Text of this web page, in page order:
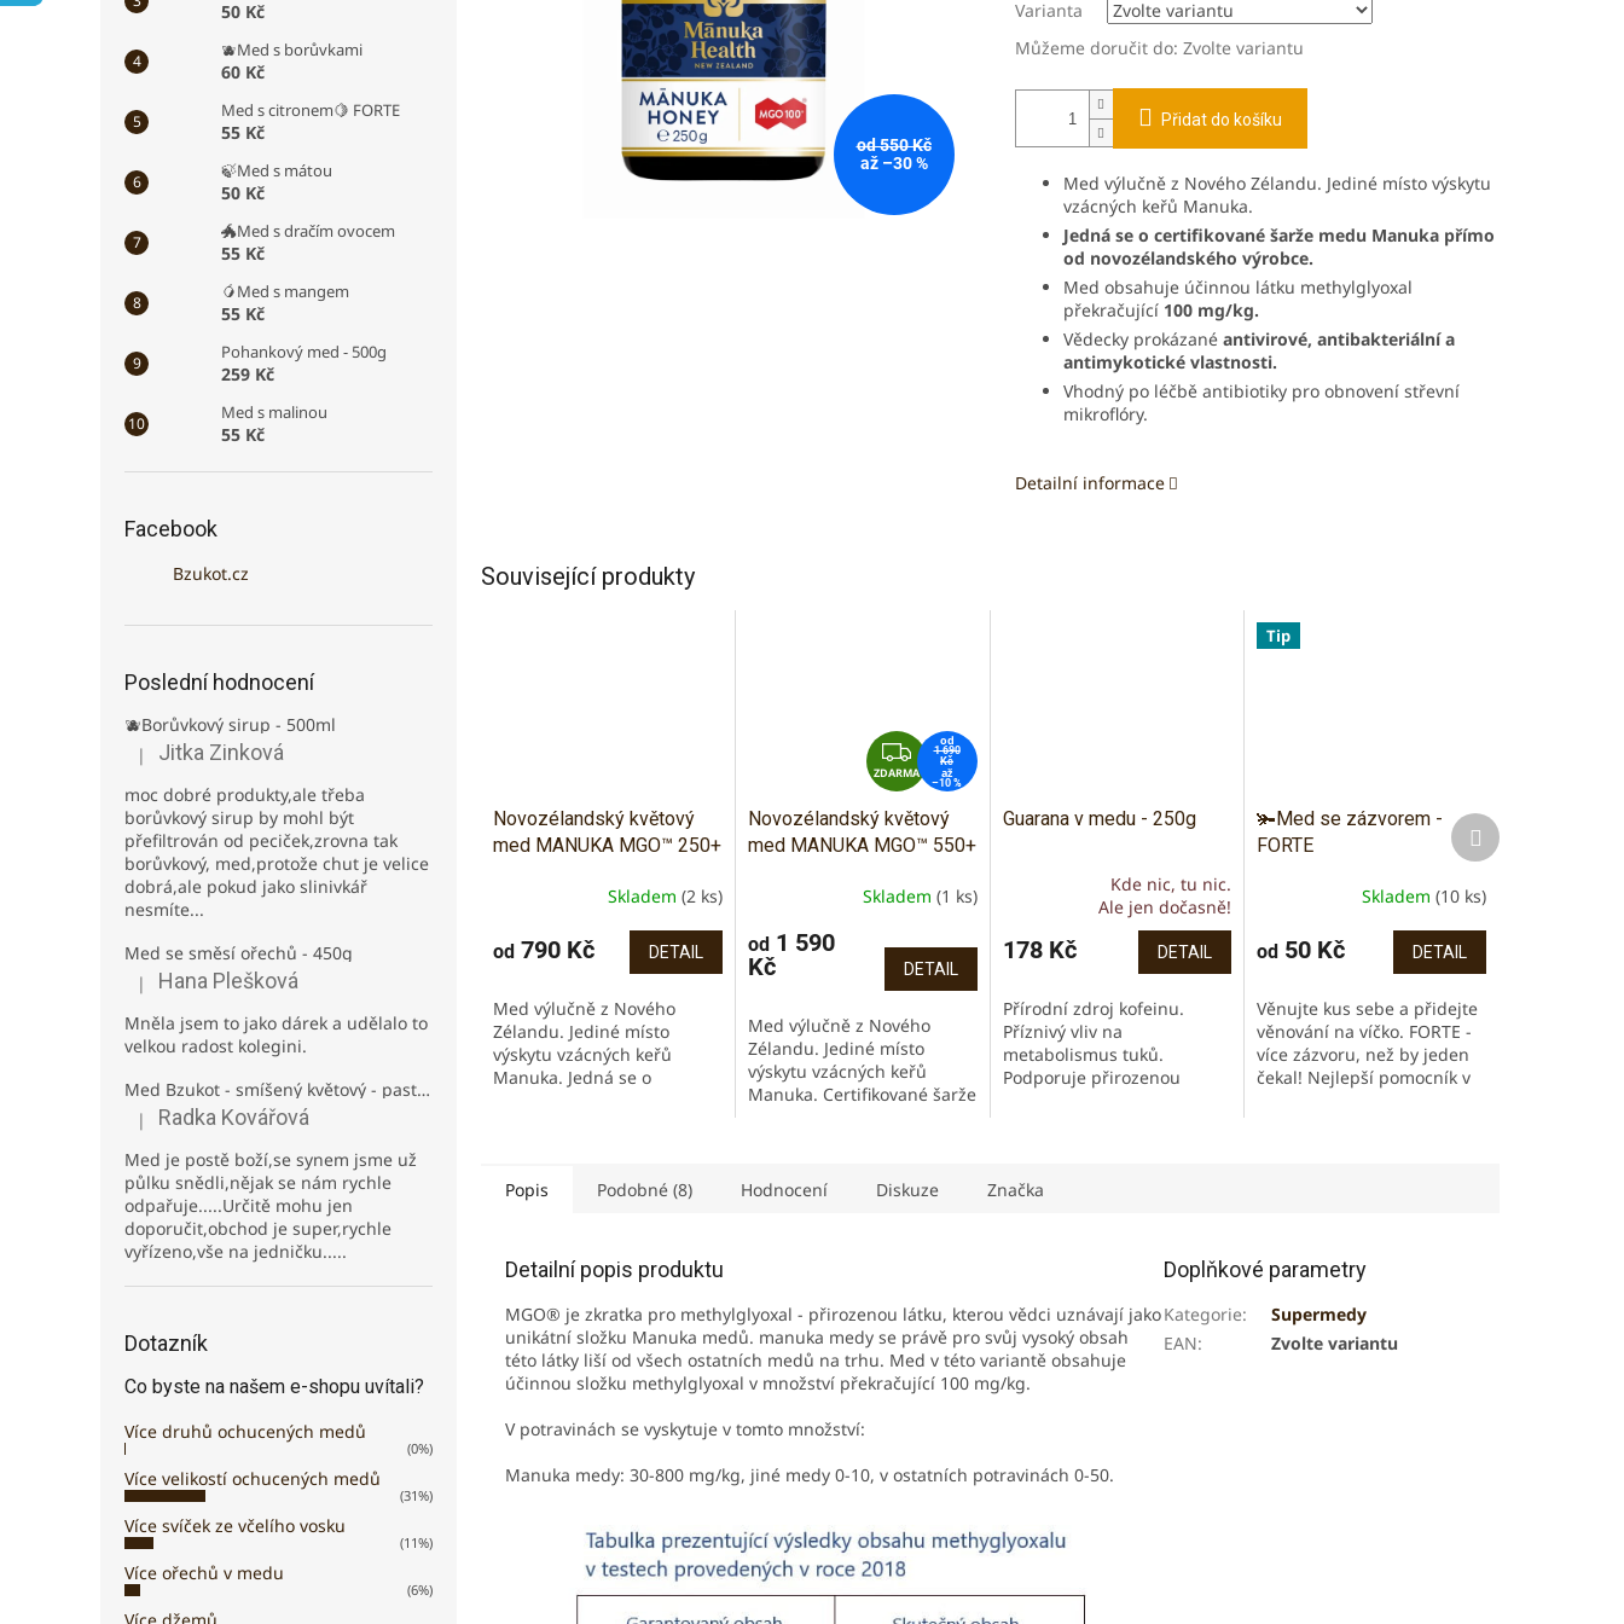
50 Kč
🫐Med s borůvkami
60 Kč
Med s citronem🍋 FORTE
55 Kč
🍃Med s mátou
50 Kč
🐲Med s dračím ovocem
55 Kč
🥭Med s mangem
55 Kč
Pohankový med - 500g
259 Kč
Med s malinou
55 Kč
Facebook
Bzukot.cz
Poslední hodnocení
🫐Borůvkový sirup - 500ml
Hodnocení produktu je 3 z 5 hvězdiček.
| Jitka Zinková
moc dobré produkty,ale třeba
borůvkový sirup by mohl být
přefiltrován od peciček,zrovna tak
borůvkový, med,protože chut je velice
dobrá,ale pokud jako slinivkář
nesmíte...
Med se směsí ořechů - 450g
Hodnocení produktu je 5 z 5 hvězdiček.
| Hana Plešková
Mněla jsem to jako dárek a udělalo to
velkou radost kolegini.
Med Bzukot - smíšený květový - pastovaný - 950g
Hodnocení produktu je 5 z 5 hvězdiček.
| Radka Kovářová
Med je postě boží,se synem jsme už
půlku snědli,nějak se nám rychle
odpařuje.....Určitě mohu jen
doporučit,obchod je super,rychle
vyřízeno,vše na jedničku.....
Dotazník
Co byste na našem e-shopu uvítali?
Více druhů ochucených medů
(0%)
Více velikostí ochucených medů
(31%)
Více svíček ze včelího vosku
(11%)
Více ořechů v medu
(6%)
od 550 Kč
až –30 %
Varianta
Můžeme doručit do: Zvolte variantu
Přidat do košíku
Med výlučně z Nového Zélandu. Jediné místo výskytu
vzácných keřů Manuka.
Jedná se o certifikované šarže medu Manuka přímo
od novozélandského výrobce.
Med obsahuje účinnou látku methylglyoxal
překračující 100 mg/kg.
Vědecky prokázané antivirové, antibakteriální a
antimykotické vlastnosti.
Vhodný po léčbě antibiotiky pro obnovení střevní
mikroflóry.
Detailní informace
Související produkty
Novozélandský květový
med MANUKA MGO™ 250+
produktu
z
5
hvězdiček.
Skladem (2 ks)
od 790 Kč DETAIL
Med výlučně z Nového
Zélandu. Jediné místo
výskytu vzácných keřů
Manuka. Jedná se o
Z
D
A
R
A
ZDARMA
od
1 690
Kč
až
–10 %
Novozélandský květový
med MANUKA MGO™ 550+
produktu
je
5
hvězdiček.
Skladem (1 ks)
od1 590
Kč
DETAIL
Med výlučně z Nového
Zélandu. Jediné místo
výskytu vzácných keřů
Manuka. Certifikované šarže
množství...
Guarana v medu - 250g
produktu
z
5
hvězdiček.
Kde nic, tu nic.
Ale jen dočasně!
178 Kč DETAIL
Přírodní zdroj kofeinu.
Příznivý vliv na
metabolismus tuků.
Podporuje přirozenou
Tip
🫚Med se zázvorem -
FORTE
produktu
z
5
hvězdiček.
Skladem(10 ks)
od 50 Kč DETAIL
Věnujte kus sebe a přidejte
věnování na víčko. FORTE -
více zázvoru, než by jeden
čekal! Nejlepší pomocník v
Další
produkt
Popis Podobné (8) Hodnocení Diskuze Značka
Detailní popis produktu
MGO® je zkratka pro methylglyoxal - přirozenou látku, kterou vědci uznávají jako
unikátní složku Manuka medů. manuka medy se právě pro svůj vysoký obsah
této látky liší od všech ostatních medů na trhu. Med v této variantě obsahuje
účinnou složku methylglyoxal v množství překračující 100 mg/kg.
V potravinách se vyskytuje v tomto množství:
Manuka medy: 30-800 mg/kg, jiné medy 0-10, v ostatních potravinách 0-50.
Doplňkové parametry
Kategorie:
Supermedy
EAN: Zvolte variantu